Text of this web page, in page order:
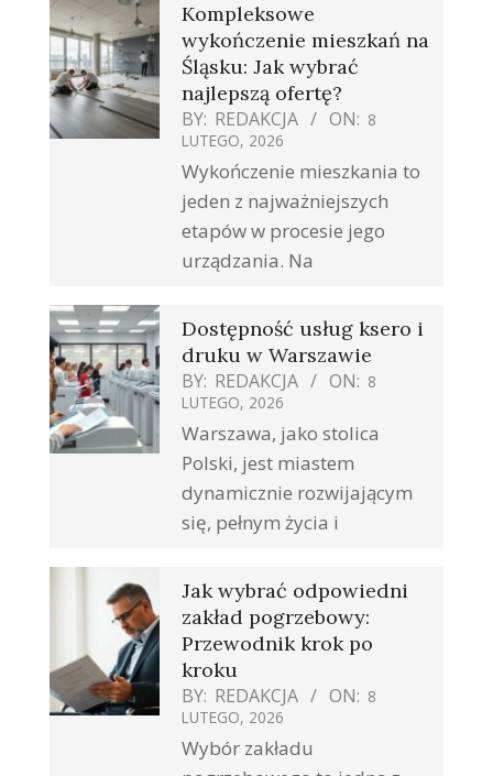
Kompleksowe
wykończenie mieszkań na
Śląsku: Jak wybrać
najlepszą ofertę?
BY: REDAKCJA ON: 8
LUTEGO, 2026
Wykończenie mieszkania to
jeden z najważniejszych
etapów w procesie jego
urządzania. Na
Dostępność usług ksero i
druku w Warszawie
BY: REDAKCJA ON: 8
LUTEGO, 2026
Warszawa, jako stolica
Polski, jest miastem
dynamicznie rozwijającym
się, pełnym życia i
Jak wybrać odpowiedni
zakład pogrzebowy:
Przewodnik krok po
kroku
BY: REDAKCJA ON: 8
LUTEGO, 2026
Wybór zakładu